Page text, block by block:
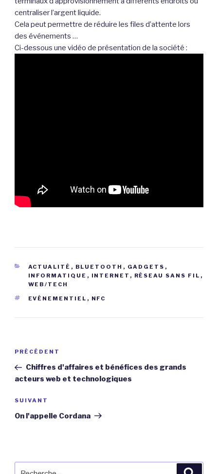
centraliser l’argent liquide.
Cela peut permettre de réduire les files d’attente lors
des événements …
Ci-dessous une vidéo de présentation de la société :
CATÉGORIES
ACTUALITÉ , BLUETOOTH , GADGETS ,
INFORMATIQUE , INTERNET , RÉSEAU SANS FIL ,
WEB/TECH
ÉTIQUETTES
EVÉNEMENTIEL , NFC
Navigation
l’article
Article
précédent
PRÉCÉDENT
Chiffres d'affaires et bénéfices des grands
acteurs web et technologiques
Article
suivant
SUIVANT
On l'appelle Cordana